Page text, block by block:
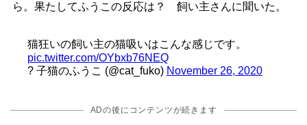
ら。果たしてふうこの反応は？ 飼い主さんに聞いた。
猫狂いの飼い主の猫吸いはこんな感じです。
pic.twitter.com/OYbxb76NEQ
? 子猫のふうこ (@cat_fuko) November 26, 2020
ADの後にコンテンツが続きます